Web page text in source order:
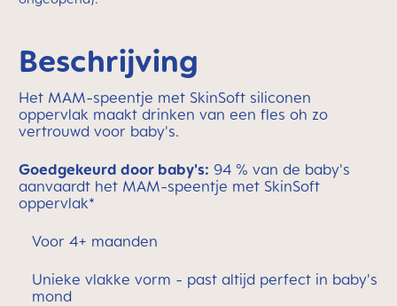
Beschrijving
Het MAM-speentje met SkinSoft siliconen
oppervlak maakt drinken van een fles oh zo
vertrouwd voor baby's.
Goedgekeurd door baby's: 94 % van de baby's
aanvaardt het MAM-speentje met SkinSoft
oppervlak*
Voor 4+ maanden
Unieke vlakke vorm - past altijd perfect in baby's
mond